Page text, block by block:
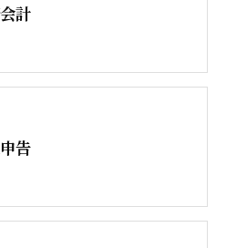
計
告